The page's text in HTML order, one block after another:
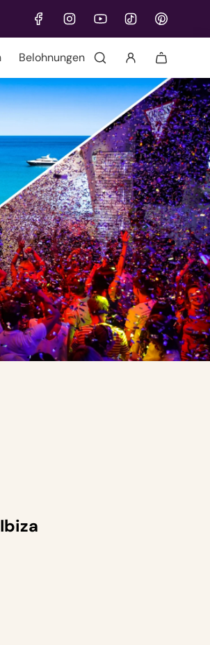
Belohnungen